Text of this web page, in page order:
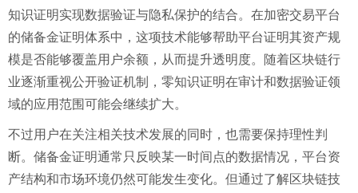
知识证明实现数据验证与隐私保护的结合。在加密交易平台
的储备金证明体系中，这项技术能够帮助平台证明其资产规
模是否能够覆盖用户余额，从而提升透明度。随着区块链行
业逐渐重视公开验证机制，零知识证明在审计和数据验证领
域的应用范围可能会继续扩大。
不过用户在关注相关技术发展的同时，也需要保持理性判
断。储备金证明通常只反映某一时间点的数据情况，平台资
产结构和市场环境仍然可能发生变化。但通过了解区块链技